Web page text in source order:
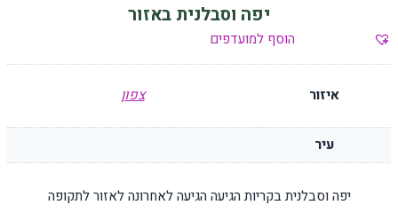
יפה וסבלנית באזור
הוסף למועדפים
איזור צפון
עיר
יפה וסבלנית בקריות הגיעה הגיעה לאחרונה לאזור לתקופה